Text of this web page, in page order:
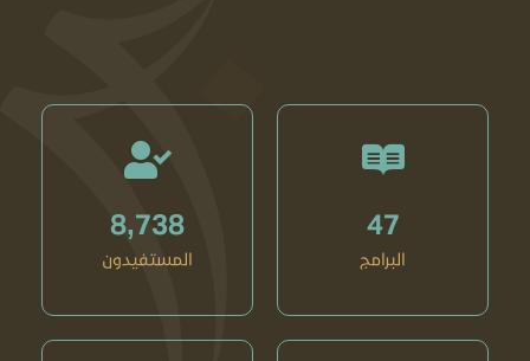
47
البرامج
8,738
المستفيدون